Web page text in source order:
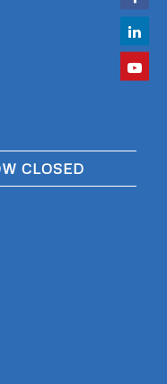
CLOSED